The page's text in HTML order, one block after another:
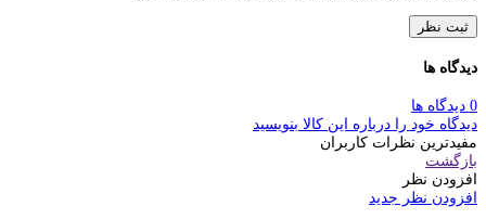
ثبت نظر
دیدگاه ها
0 دیدگاه ها
دیدگاه خود را درباره این کالا بنویسید
مفیدترین نظرات کاربران
بازگشت
افزودن نظر
افزودن نظر جدید